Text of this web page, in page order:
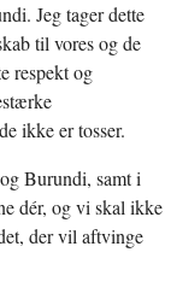
Jeg tager dette
til vores og de
respekt og
ikke er tosser.
Burundi, samt i
dér, og vi skal ikke
der vil aftvinge